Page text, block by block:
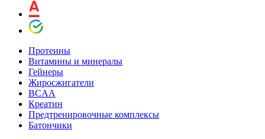
Протеины
Витамины и минералы
Гейнеры
Жиросжигатели
BCAA
Креатин
Предтренировочные комплексы
Батончики